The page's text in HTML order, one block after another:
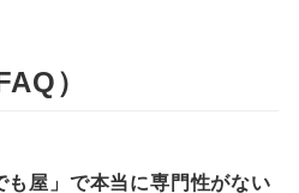
）
屋」で本当に専門性がない